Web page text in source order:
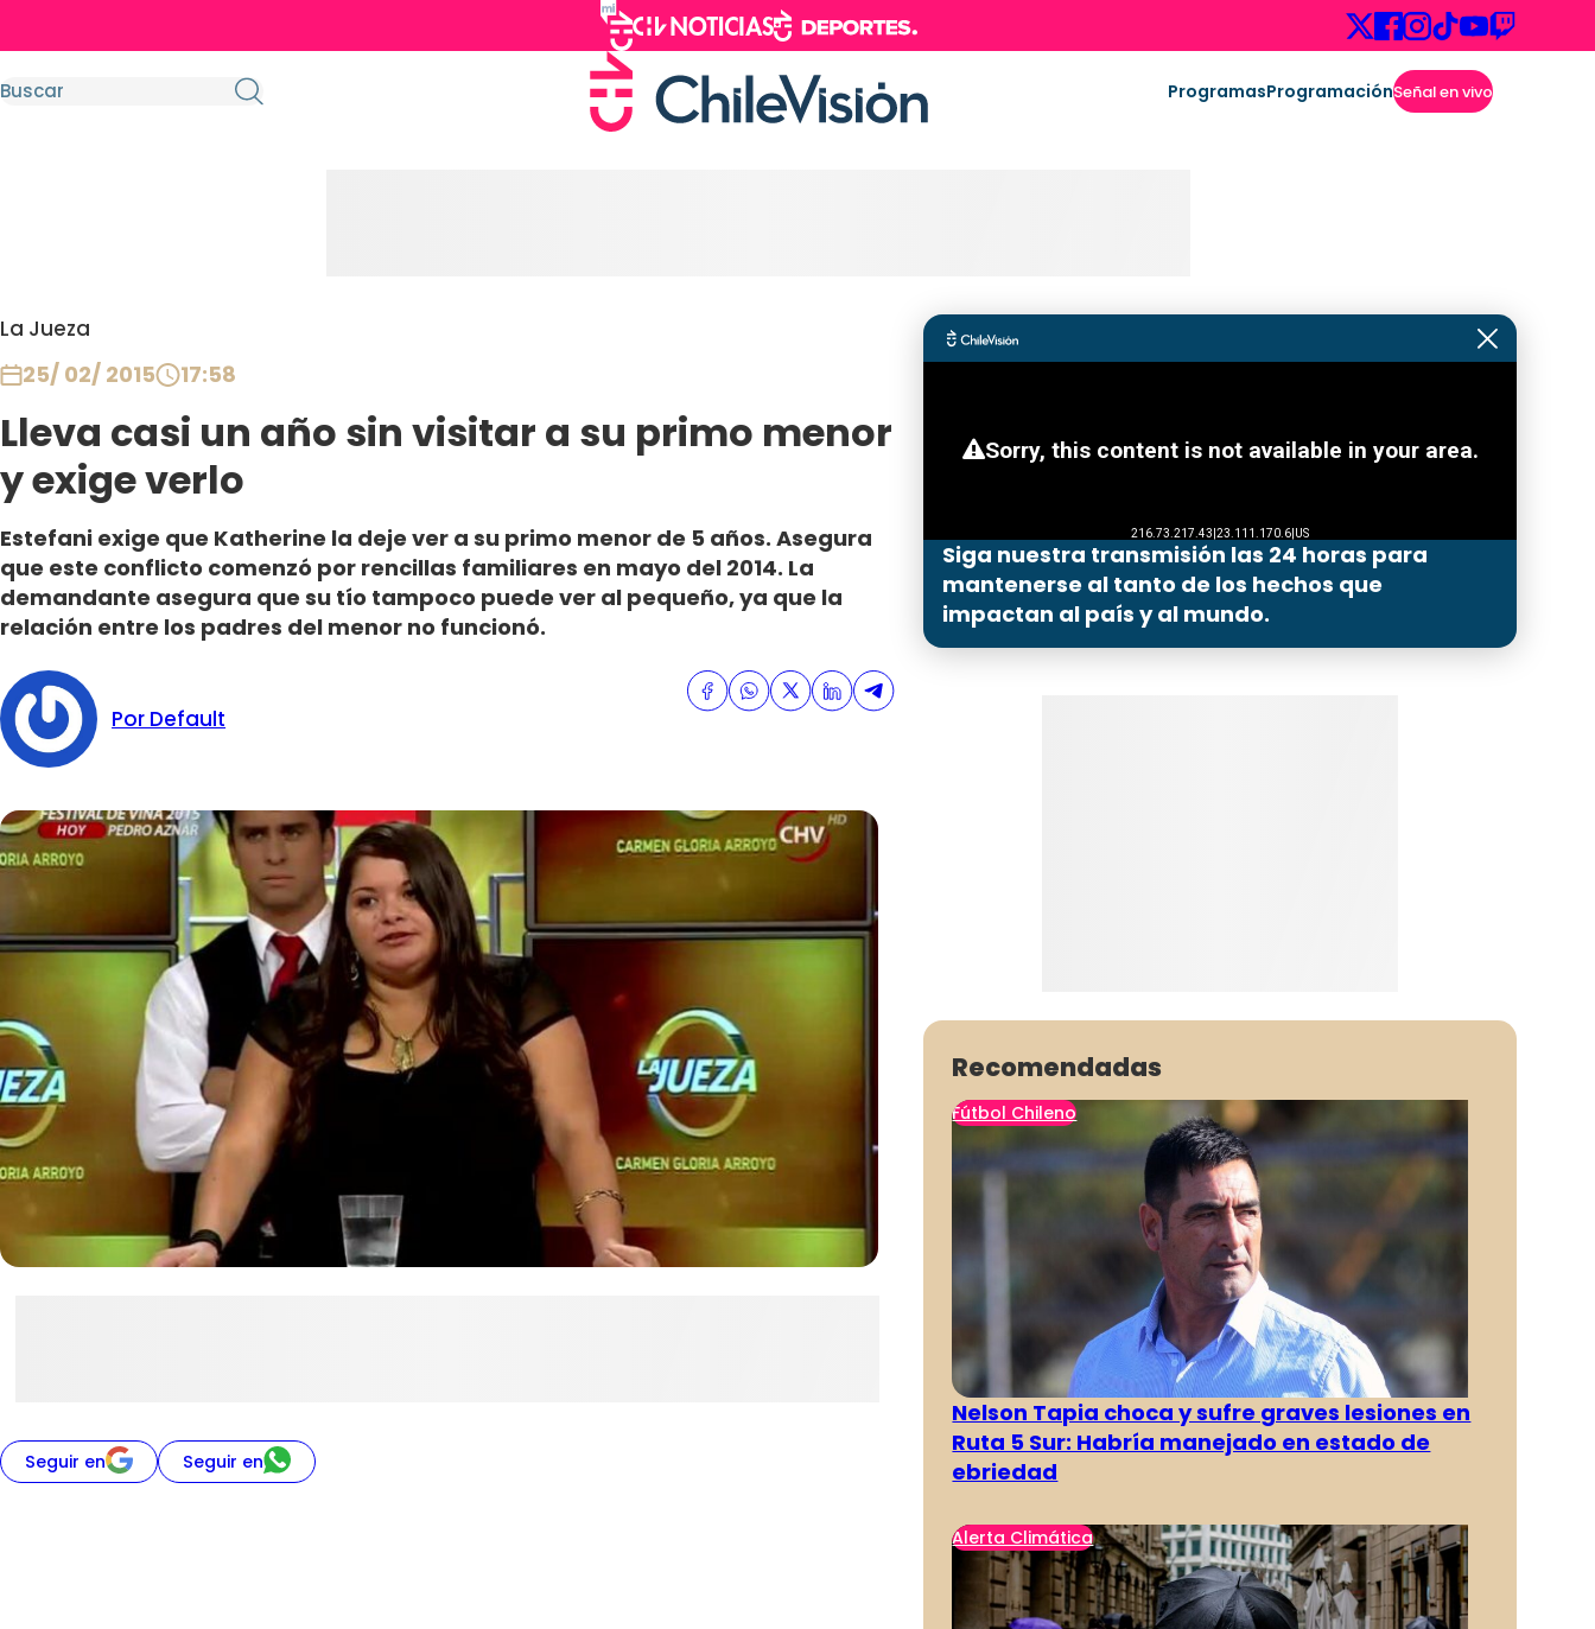
ProgramasProgramaciónSeñal en vivo
La Jueza
25/ 02/ 2015 17:58
Lleva casi un año sin visitar a su primo menor
y exige verlo
Estefani exige que Katherine la deje ver a su primo menor de 5 años. Asegura
que este conflicto comenzó por rencillas familiares en mayo del 2014. La
demandante asegura que su tío tampoco puede ver al pequeño, ya que la
relación entre los padres del menor no funcionó.
Por Default
Seguir en Seguir en
Siga nuestra transmisión las 24 horas para
mantenerse al tanto de los hechos que
impactan al país y al mundo.
Recomendadas
Fútbol Chileno
Nelson Tapia choca y sufre graves lesiones en
Ruta 5 Sur: Habría manejado en estado de
ebriedad
Alerta Climática